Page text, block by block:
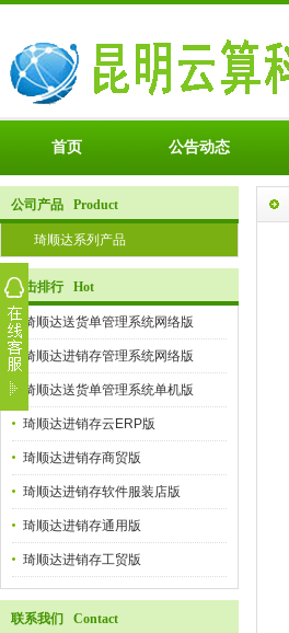
首页 公告动态
公司产品 Product
琦顺达系列产品
点击排行 Hot
琦顺达送货单管理系统网络版
琦顺达进销存管理系统网络版
琦顺达送货单管理系统单机版
琦顺达进销存云ERP版
琦顺达进销存商贸版
琦顺达进销存软件服装店版
琦顺达进销存通用版
琦顺达进销存工贸版
联系我们 Contact